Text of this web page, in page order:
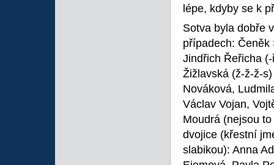
lépe, kdyby se k
Sotva byla dobře
případech: Čeněk
Jindřich Řeřicha
Žižlavská (ž-ž-ž-
Nováková,
Václav Vojan,
Moudrá (nejsou
dvojice (křestní
slabikou): Anna